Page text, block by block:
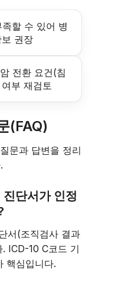
할 수 있어 병
권장
전환 요건(침
부 재검토
(FAQ)
문과 답변을 정리
단서가 인정
서(조직검사 결과
ICD-10 C코드 기
핵심입니다.